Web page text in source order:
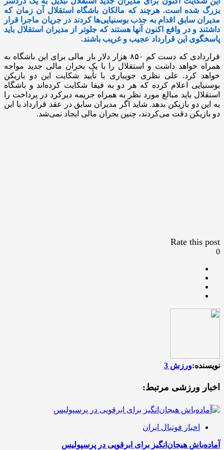
بزرگ شده است. هرچند که مالکان باشگاه استقلال آن زمان که
مدیران سابق اقدام به جذب بوسنیایی‌ها کردند در جریان ماجرا قرار
داشتند و در واقع اکنون آنها هستند که جلوتر از مدیران استقلال باید
پاسخگوی این قرارداد عجیب و غریب باشند.
قراردادی که دست کم ۸۵۰ هزار دلار بار مالی برای این باشگاه به
همراه خواهد داشت و استقلال را با یک بحران مالی جدید مواجه
خواهد کرد. علی نظری جویباری با تأیید شکایت این دو بازیکن
بوسنیایی اعلام کرده که هر دو به فیفا شکایت کرده‌اند و باشگاه
استقلال باید مبالغ مورد نظر به همراه جریمه دیرکرد در پرداخت را
به این دو بازیکن بدهد. شاید اگر مدیران سابق در عقد قرارداد با این
دو بازیکن دقت می‌کردند، چنین بحران مالی ایجاد نمی‌شد.
Rate this post
0
نویسنده:ورزش 3
اخبار ورزشی مرتبط:
اخبار فوتبال ایران
آماده‌باش هیجان‌انگیز برای ابرقویی در پرسپولیس